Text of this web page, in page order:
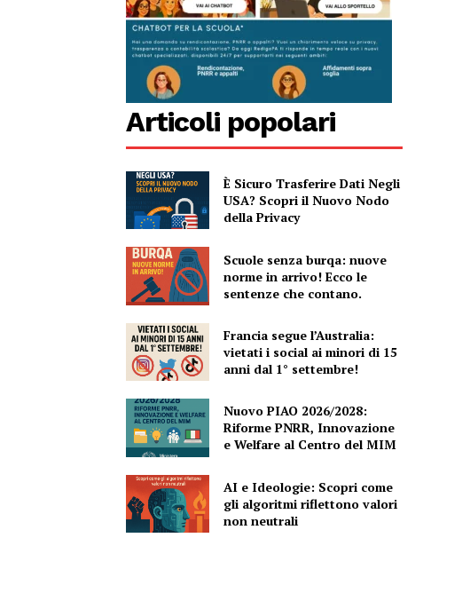
Articoli popolari
È Sicuro Trasferire Dati Negli
USA? Scopri il Nuovo Nodo
della Privacy
Scuole senza burqa: nuove
norme in arrivo! Ecco le
sentenze che contano.
Francia segue l’Australia:
vietati i social ai minori di 15
anni dal 1° settembre!
Nuovo PIAO 2026/2028:
Riforme PNRR, Innovazione
e Welfare al Centro del MIM
AI e Ideologie: Scopri come
gli algoritmi riflettono valori
non neutrali